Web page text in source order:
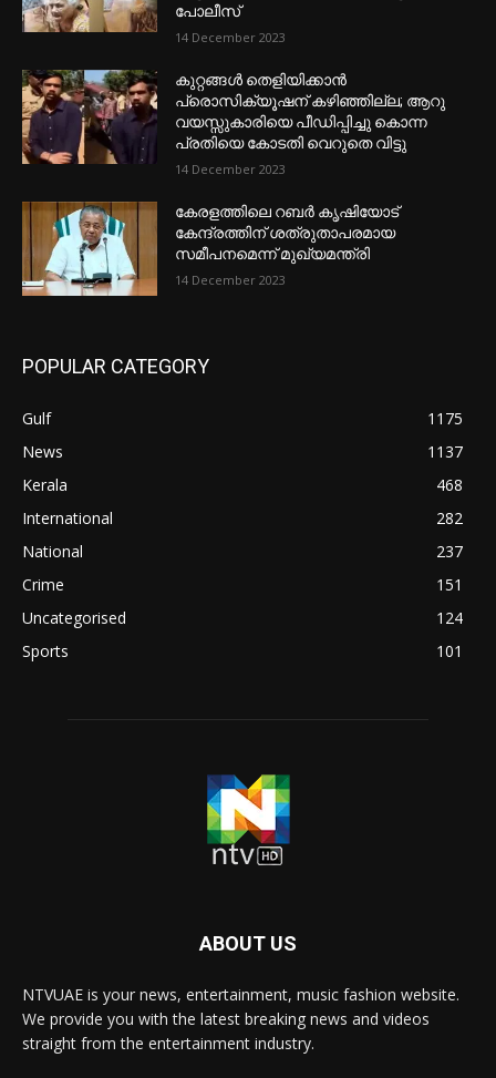
പോലീസ്
14 December 2023
കുറ്റങ്ങൾ തെളിയിക്കാൻ
പ്രൊസിക്യൂഷന് കഴിഞ്ഞില്ല; ആറു
വയസ്സുകാരിയെ പീഡിപ്പിച്ചു കൊന്ന
പ്രതിയെ കോടതി വെറുതെ വിട്ടു
14 December 2023
കേരളത്തിലെ റബർ കൃഷിയോട്
കേന്ദ്രത്തിന് ശത്രുതാപരമായ
സമീപനമെന്ന് മുഖ്യമന്ത്രി
14 December 2023
POPULAR CATEGORY
Gulf
1175
News
1137
Kerala
468
International
282
National
237
Crime
151
Uncategorised
124
Sports
101
ABOUT US
NTVUAE is your news, entertainment, music fashion website.
We provide you with the latest breaking news and videos
straight from the entertainment industry.